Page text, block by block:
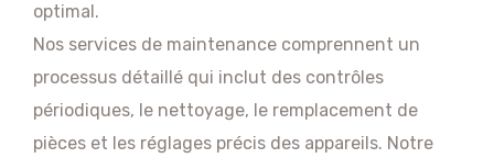
optimal.
Nos services de maintenance comprennent un
processus détaillé qui inclut des contrôles
périodiques, le nettoyage, le remplacement de
pièces et les réglages précis des appareils. Notre